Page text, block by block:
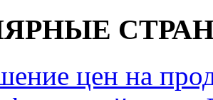
цен на